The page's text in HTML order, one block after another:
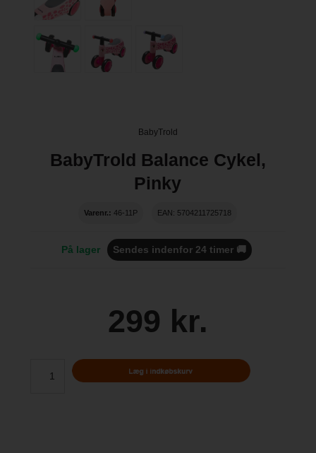
BabyTrold
BabyTrold Balance Cykel,
Pinky
Varenr.: 46-11P EAN: 5704211725718
På lager Sendes indenfor 24 timer 🚚
299 kr.